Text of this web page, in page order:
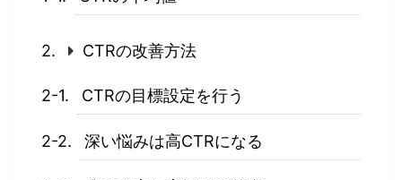
CTRの改善方法
CTRの目標設定を行う
深い悩みは高CTRになる